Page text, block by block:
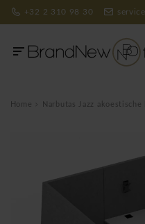
+32 2 310 98 30
Home Narbutas Jazz akoestische